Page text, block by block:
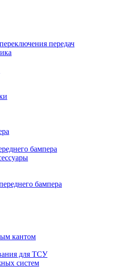
передач
бампера
бампера
кантом
для ТСУ
систем